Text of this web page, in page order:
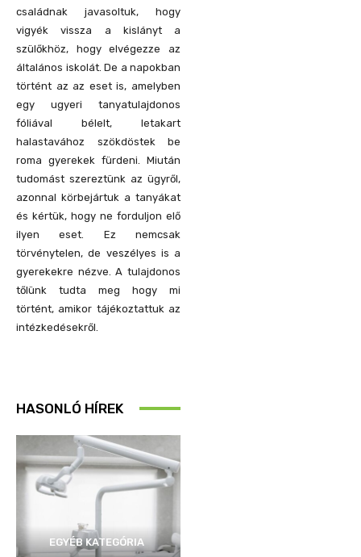
családnak javasoltuk, hogy
vigyék vissza a kislányt a
szülőkhöz, hogy elvégezze az
általános iskolát. De a napokban
történt az az eset is, amelyben
egy ugyeri tanyatulajdonos
fóliával bélelt, letakart
halastavához szökdöstek be
roma gyerekek fürdeni. Miután
tudomást szereztünk az ügyről,
azonnal körbejártuk a tanyákat
és kértük, hogy ne forduljon elő
ilyen eset. Ez nemcsak
törvénytelen, de veszélyes is a
gyerekekre nézve. A tulajdonos
tőlünk tudta meg hogy mi
történt, amikor tájékoztattuk az
intézkedésekről.
HASONLÓ HÍREK
EGYÉB KATEGÓRIA